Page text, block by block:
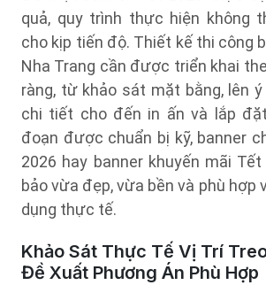
quả, quy trình thực hiện không
cho kịp tiến độ. Thiết kế thi công
Nha Trang cần được triển khai
ràng, từ khảo sát mặt bằng, lên
chi tiết cho đến in ấn và lắp
đoạn được chuẩn bị kỹ, banner
2026 hay banner khuyến mãi
bảo vừa đẹp, vừa bền và phù hợp
dụng thực tế.
Khảo Sát Thực Tế Vị Trí
Đề Xuất Phương Án Phù Hợp